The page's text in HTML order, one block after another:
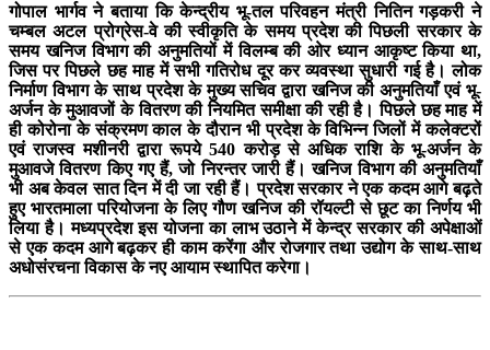
गोपाल भार्गव ने बताया कि केन्द्रीय भू-तल परिवहन मंत्री नितिन गड़करी ने
चम्बल अटल प्रोग्रेस-वे की स्वीकृति के समय प्रदेश की पिछली सरकार के
समय खनिज विभाग की अनुमतियों में विलम्ब की ओर ध्यान आकृष्ट किया था,
जिस पर पिछले छह माह में सभी गतिरोध दूर कर व्यवस्था सुधारी गई है। लोक
निर्माण विभाग के साथ प्रदेश के मुख्य सचिव द्वारा खनिज की अनुमतियाँ एवं भू-
अर्जन के मुआवजों के वितरण की नियमित समीक्षा की रही है। पिछले छह माह में
ही कोरोना के संक्रमण काल के दौरान भी प्रदेश के विभिन्न जिलों में कलेक्टरों
एवं राजस्व मशीनरी द्वारा रूपये 540 करोड़ से अधिक राशि के भू-अर्जन के
मुआवजे वितरण किए गए हैं, जो निरन्तर जारी हैं। खनिज विभाग की अनुमतियाँ
भी अब केवल सात दिन में दी जा रही हैं। प्रदेश सरकार ने एक कदम आगे बढ़ते
हुए भारतमाला परियोजना के लिए गौण खनिज की रॉयल्टी से छूट का निर्णय भी
लिया है। मध्यप्रदेश इस योजना का लाभ उठाने में केन्द्र सरकार की अपेक्षाओं
से एक कदम आगे बढ़कर ही काम करेंगा और रोजगार तथा उद्योग के साथ-साथ
अधोसंरचना विकास के नए आयाम स्थापित करेगा।